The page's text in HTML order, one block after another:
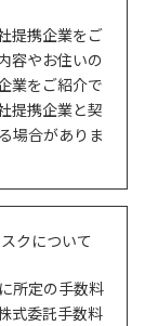
提携企業をご
容やお住いの
業をご紹介で
提携企業と契
場合がありま
クについて
所定の手数料
式委託手数料